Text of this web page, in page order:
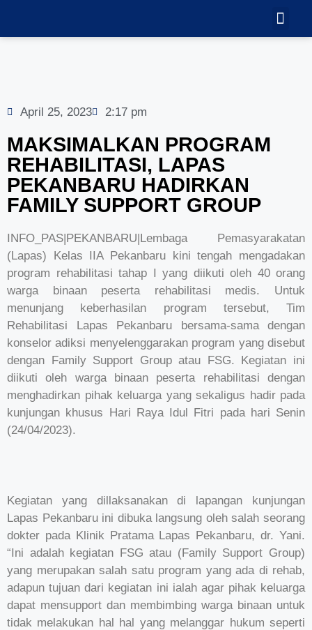
April 25, 2023 2:17 pm
MAKSIMALKAN PROGRAM
REHABILITASI, LAPAS
PEKANBARU HADIRKAN
FAMILY SUPPORT GROUP
INFO_PAS|PEKANBARU|Lembaga Pemasyarakatan
(Lapas) Kelas IIA Pekanbaru kini tengah mengadakan
program rehabilitasi tahap I yang diikuti oleh 40 orang
warga binaan peserta rehabilitasi medis. Untuk
menunjang keberhasilan program tersebut, Tim
Rehabilitasi Lapas Pekanbaru bersama-sama dengan
konselor adiksi menyelenggarakan program yang disebut
dengan Family Support Group atau FSG. Kegiatan ini
diikuti oleh warga binaan peserta rehabilitasi dengan
menghadirkan pihak keluarga yang sekaligus hadir pada
kunjungan khusus Hari Raya Idul Fitri pada hari Senin
(24/04/2023).
Kegiatan yang dillaksanakan di lapangan kunjungan
Lapas Pekanbaru ini dibuka langsung oleh salah seorang
dokter pada Klinik Pratama Lapas Pekanbaru, dr. Yani.
“Ini adalah kegiatan FSG atau (Family Support Group)
yang merupakan salah satu program yang ada di rehab,
adapun tujuan dari kegiatan ini ialah agar pihak keluarga
dapat mensupport dan membimbing warga binaan untuk
tidak melakukan hal hal yang melanggar hukum seperti